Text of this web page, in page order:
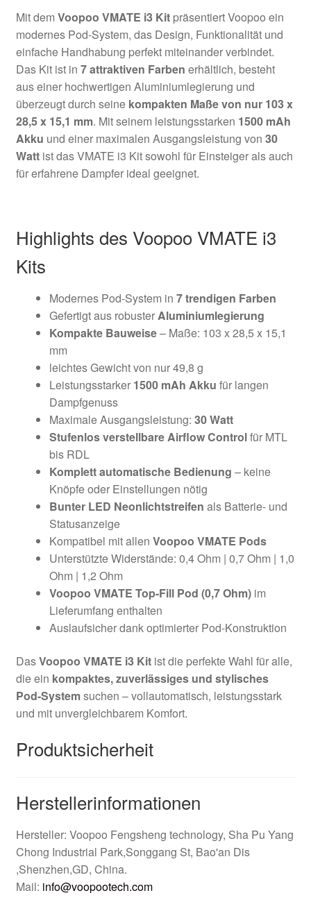
Mit dem Voopoo VMATE i3 Kitpräsentiert Voopoo ein
modernes Pod-System, das Design, Funktionalität und
einfache Handhabung perfekt miteinander verbindet.
Das Kit ist in 7 attraktiven Farben erhältlich, besteht
aus einer hochwertigen Aluminiumlegierung und
überzeugt durch seine kompakten Maße von nur 103 x
28,5 x 15,1 mm. Mit seinem leistungsstarken 1500 mAh
Akku und einer maximalen Ausgangsleistung von 30
Wattist das VMATE i3 Kit sowohl für Einsteiger als auch
für erfahrene Dampfer ideal geeignet.
Highlights des Voopoo VMATE i3
Kits
Modernes Pod-System in 7 trendigen Farben
Gefertigt aus robusterAluminiumlegierung
Kompakte Bauweise– Maße: 103 x 28,5 x 15,1
mm
leichtes Gewicht von nur 49,8 g
Leistungsstarker 1500 mAh Akku für langen
Dampfgenuss
Maximale Ausgangsleistung: 30 Watt
Stufenlos verstellbare Airflow Controlfür MTL
bis RDL
Komplett automatische Bedienung – keine
Knöpfe oder Einstellungen nötig
Bunter LED Neonlichtstreifen als Batterie- und
Statusanzeige
Kompatibel mit allen Voopoo VMATE Pods
Unterstützte Widerstände: 0,4 Ohm | 0,7 Ohm | 1,0
Ohm | 1,2 Ohm
Voopoo VMATE Top-Fill Pod (0,7 Ohm)im
Lieferumfang enthalten
Auslaufsicher dank optimierter Pod-Konstruktion
DasVoopoo VMATE i3 Kitist die perfekte Wahl für alle,
die ein kompaktes, zuverlässiges und stylisches
Pod-Systemsuchen – vollautomatisch, leistungsstark
und mit unvergleichbarem Komfort.
Produktsicherheit
Herstellerinformationen
Hersteller: Voopoo Fengsheng technology, Sha Pu Yang
Chong Industrial Park,Songgang St, Bao'an Dis
,Shenzhen,GD, China.
Mail: info@voopootech.com